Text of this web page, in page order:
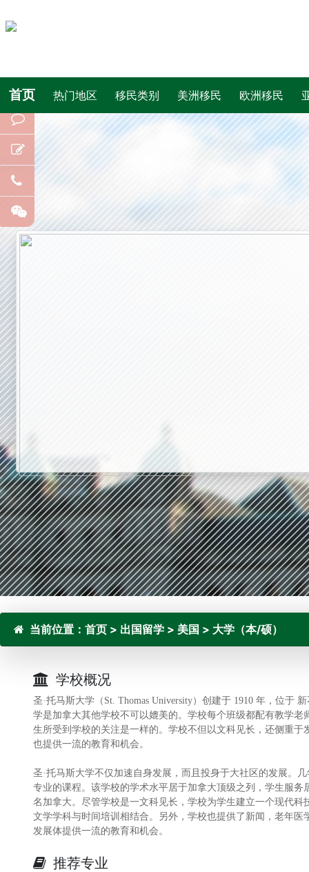
首页 热门地区 移民类别 美洲移民 欧洲移民
当前位置： 首页 > 出国留学 > 美国 > 大学（本/硕）
学校概况
圣·托马斯大学（St. Thomas University）创建于 1910 年，位于
学是加拿大其他学校不可以媲美的。学校每个班级都配有教学
生所受到学校的关注是一样的。学校不但以文科见长，还侧重
也提供一流的教育和机会。
圣·托马斯大学不仅加速自身发展，而且投身于大社区的发展。
专业的课程。该学校的学术水平居于加拿大顶级之列，学生服
名加拿大。尽管学校是一文科见长，学校为学生建立一个现代
文学学科与时间培训相结合。另外，学校也提供了新闻，老年
发展体提供一流的教育和机会。
推荐专业